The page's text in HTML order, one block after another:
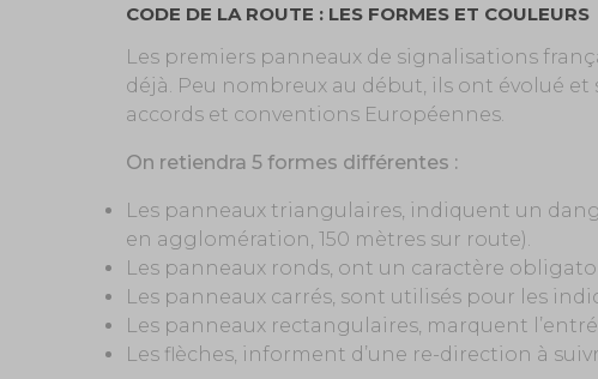
CODE DE LA ROUTE : LES FORMES ET COULEURS
Les premiers panneaux de signalisations
déjà. Peu nombreux au début, ils ont évolué
accords et conventions Européennes.
On retiendra 5 formes différentes :
Les panneaux triangulaires, indiquent un
en agglomération, 150 mètres sur route).
Les panneaux ronds, ont un caractère
Les panneaux carrés, sont utilisés pour les
Les panneaux rectangulaires, marquent
Les flèches, informent d’une re-direction à